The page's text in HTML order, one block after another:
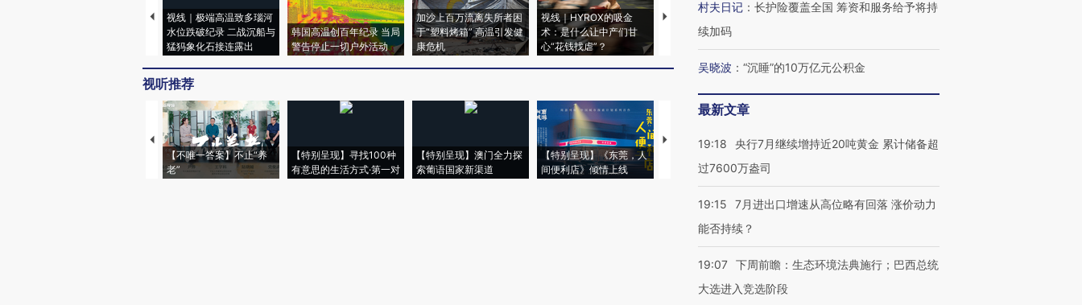
视线｜极端高温致多瑙河
水位跌破纪录 二战沉船与
猛犸象化石接连露出
韩国高温创百年纪录 当局
警告停止一切户外活动
加沙上百万流离失所者困
于“塑料烤箱” 高温引发健
康危机
视线｜HYROX的吸金
术：是什么让中产们甘
心“花钱找虐”？
马航飞行员跨国走私7万
粒摇头丸 尿检体内含3种
育部长拱下台
飞地休达
视听推荐
【不唯一答案】不止“养
老”
【特别呈现】寻找100种
有意思的生活方式·第一对
【特别呈现】澳门全力探
索葡语国家新渠道
【特别呈现】《东莞，人
间便利店》倾情上线
【推广】走进第四届链博
【商旅对话】华住集团
村夫日记 ： 长护险覆盖全国 筹资和服务给予将持
续加码
吴晓波 ： “沉睡”的10万亿元公积金
最新文章
19:18
央行7月继续增持近20吨黄金 累计储备超
过7600万盎司
19:15
7月进出口增速从高位略有回落 涨价动力
能否持续？
19:07 下周前瞻：生态环境法典施行；巴西总统
大选进入竞选阶段